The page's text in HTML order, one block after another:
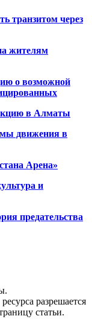
транзитом через
жителям
о возможной
в Алматы
движения в
Арена»
и
предательства
разрешается
статьи.